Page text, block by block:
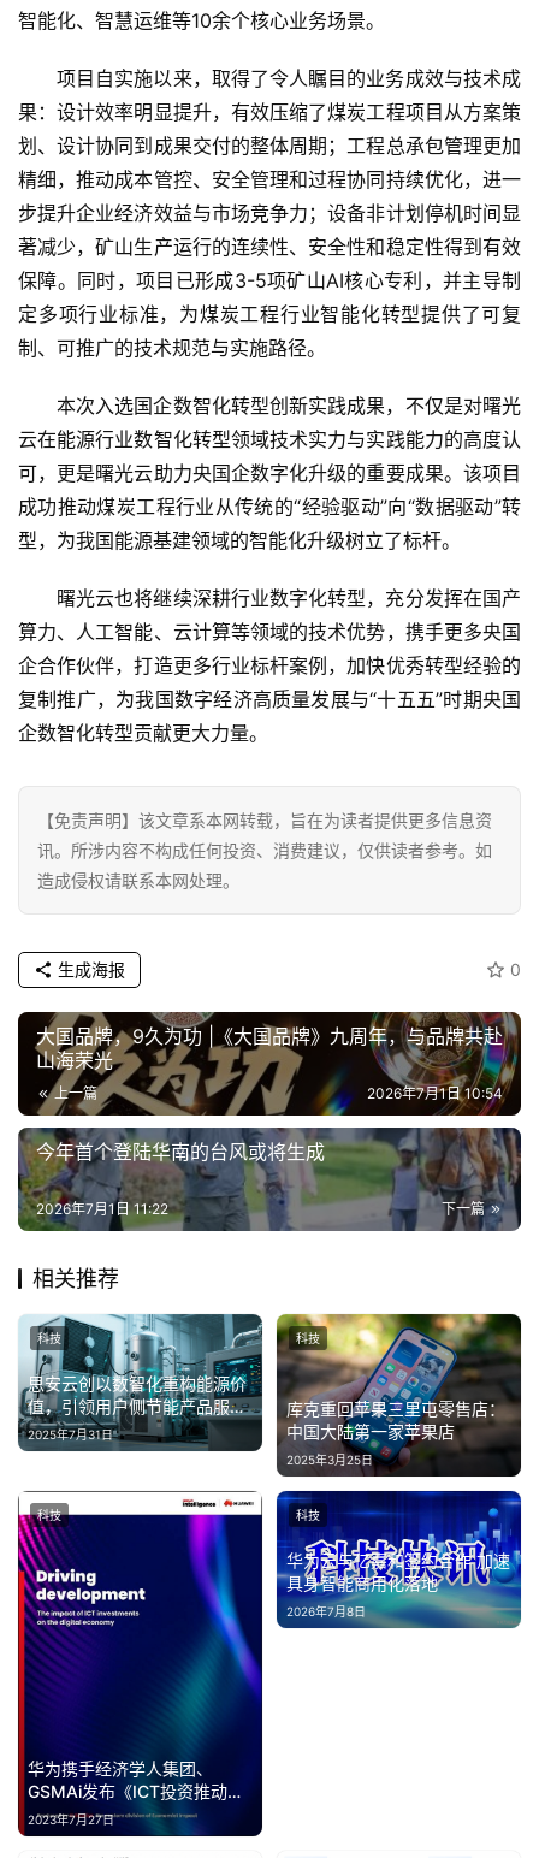
资
商
业
消
费
生
活
财
经
教
专
题
汽
能
源
登录 注册
智能化、智慧运维等10余个核心业务场景。
项目自实施以来，取得了令人瞩目的业务成效与技术成
果：设计效率明显提升，有效压缩了煤炭工程项目从方案策
划、设计协同到成果交付的整体周期；工程总承包管理更加
精细，推动成本管控、安全管理和过程协同持续优化，进一
步提升企业经济效益与市场竞争力；设备非计划停机时间显
著减少，矿山生产运行的连续性、安全性和稳定性得到有效
保障。同时，项目已形成3-5项矿山AI核心专利，并主导制
定多项行业标准，为煤炭工程行业智能化转型提供了可复
制、可推广的技术规范与实施路径。
本次入选国企数智化转型创新实践成果，不仅是对曙光
云在能源行业数智化转型领域技术实力与实践能力的高度认
可，更是曙光云助力央国企数字化升级的重要成果。该项目
成功推动煤炭工程行业从传统的“经验驱动”向“数据驱动”转
型，为我国能源基建领域的智能化升级树立了标杆。
曙光云也将继续深耕行业数字化转型，充分发挥在国产
算力、人工智能、云计算等领域的技术优势，携手更多央国
企合作伙伴，打造更多行业标杆案例，加快优秀转型经验的
复制推广，为我国数字经济高质量发展与“十五五”时期央国
企数智化转型贡献更大力量。
【免责声明】该文章系本网转载，旨在为读者提供更多信息资
讯。所涉内容不构成任何投资、消费建议，仅供读者参考。如
造成侵权请联系本网处理。
0
生成海报
大国品牌，9久为功 |《大国品牌》九周年，与品牌共赴
山海荣光
上一篇 2026年7月1日 10:54
今年首个登陆华南的台风或将生成
下一篇
2026年7月1日 11:22
相关推荐
思安云创以数智化重构能源价
值，引领用户侧节能产品服务
新范式
2025年7月31日
科技
库克重回苹果三里屯零售店：
中国大陆第一家苹果店
2025年3月25日
科技
华为携手经济学人集团、
GSMAi发布《ICT投资推动数
字经济发展》白皮书
2023年7月27日
科技
华为云与亿嘉和签约合作 加速
具身智能商用化落地
2026年7月8日
科技